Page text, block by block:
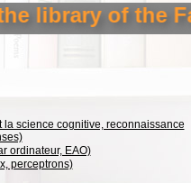
library of the
science cognitive, reconnaissance
ordinateur, EAO)
perceptrons)